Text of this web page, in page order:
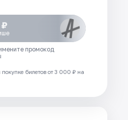
₽
промокод
билетов от 3 000 ₽ на